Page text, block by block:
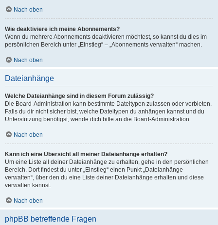
Nach oben
Wie deaktiviere ich meine Abonnements?
Wenn du mehrere Abonnements deaktivieren möchtest, so kannst du dies im
persönlichen Bereich unter „Einstieg“ – „Abonnements verwalten“ machen.
Nach oben
Dateianhänge
Welche Dateianhänge sind in diesem Forum zulässig?
Die Board-Administration kann bestimmte Dateitypen zulassen oder verbieten.
Falls du dir nicht sicher bist, welche Dateitypen du anhängen kannst und du
Unterstützung benötigst, wende dich bitte an die Board-Administration.
Nach oben
Kann ich eine Übersicht all meiner Dateianhänge erhalten?
Um eine Liste all deiner Dateianhänge zu erhalten, gehe in den persönlichen
Bereich. Dort findest du unter „Einstieg“ einen Punkt „Dateianhänge
verwalten“, über den du eine Liste deiner Dateianhänge erhalten und diese
verwalten kannst.
Nach oben
phpBB betreffende Fragen